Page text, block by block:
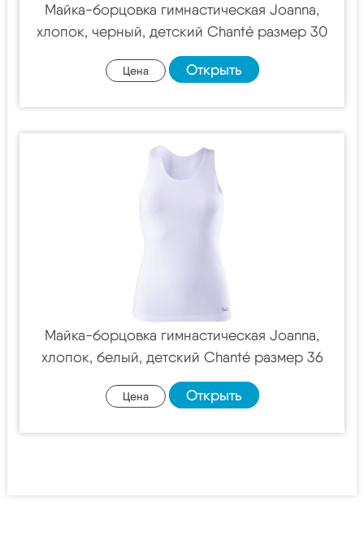
Майка-борцовка гимнастическая Joanna,
хлопок, черный, детский Chanté размер 30
Цена Открыть
Майка-борцовка гимнастическая Joanna,
хлопок, белый, детский Chanté размер 36
Цена Открыть